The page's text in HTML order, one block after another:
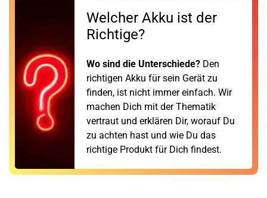
Schau mal hier!
Asvape Touch Pod System 1,5ml 500mAh Kit Rose-Gold
Welcher Akku ist der
Richtige?
Wo sind die Unterschiede?Den
richtigen Akku für sein Gerät zu
finden, ist nicht immer einfach. Wir
machen Dich mit der Thematik
vertraut und erklären Dir, worauf Du
zu achten hast und wie Du das
richtige Produkt für Dich findest.